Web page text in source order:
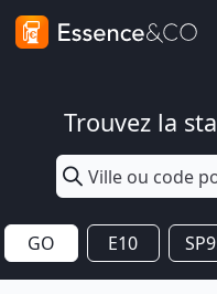
Trouvez la
GO E10